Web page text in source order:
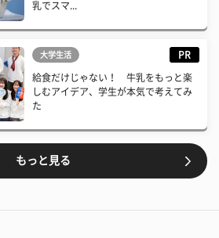
乳でスマ...
大学生活 PR
給食だけじゃない！ 牛乳をもっと楽
しむアイデア、学生が本気で考えてみ
た
もっと見る